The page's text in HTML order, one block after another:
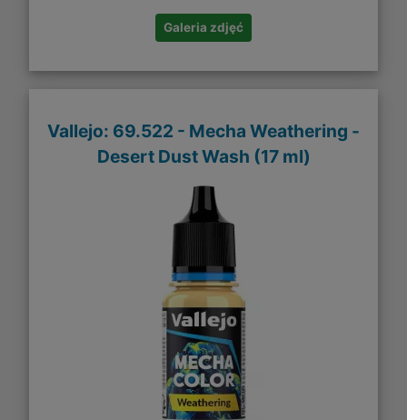
Galeria zdjęć
Vallejo: 69.522 - Mecha Weathering -
Desert Dust Wash (17 ml)